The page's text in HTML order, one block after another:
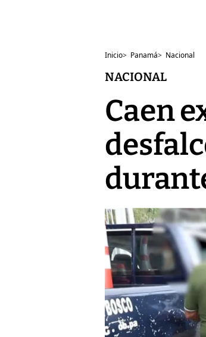
Inicio> Panamá> Nacional
NACIONAL
Caen